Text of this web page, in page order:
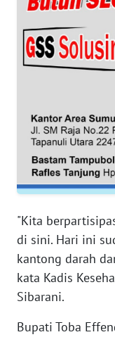
"Kita
di sini. Hari ini
kantong darah
kata Kadis
Sibarani.
Bupati Toba
BARAT
WN
RIAU
WN
JAMBI
SULTRA
WN
NTB
WN
SULTENG